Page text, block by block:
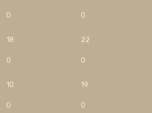
0 0
18
0
22
0
10
0
19
0